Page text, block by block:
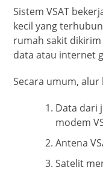
Sistem VSAT
kecil yang
rumah sakit
data atau internet
Secara umum,
Data dari
modem
Antena
Satelit